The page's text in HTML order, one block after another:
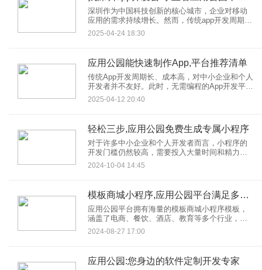
深圳作为中国科技创新的核心城市，企业对移动
应用的需求持续增长。然而，传统app开发周期
长、成本高、技术门槛高等问题，让许多中小企
2025-04-24 18:30
应用公园能快速制作App,平台推荐清单
传统App开发周期长、成本高，对中小企业和个人
开发者并不友好。此时，无需编程的App开发平台
成为最佳选择，其中「应用公园」凭借其高效性
2025-04-12 20:40
轻松三步,应用公园免费生成专属小程序‌
对于许多中小企业和个人开发者而言，小程序的
开发门槛仍然较高，需要投入大量时间和精力。
幸运的是，应用公园作为一款免编程的小程序生
序。
2024-10-04 14:45
模板商城小程序,应用公园平台满足多元化商业需求
应用公园平台拥有海量的模板商城小程序模板，
涵盖了电商、餐饮、酒店、教育等多个行业，用
户可以根据自身需求选择合适的模板进行搭建。
2024-08-27 17:00
应用公园:您身边的软件定制开发专家